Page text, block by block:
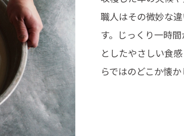
職人はその微妙な
す。じっくり一時
としたやさしい食
らではのどこか懐